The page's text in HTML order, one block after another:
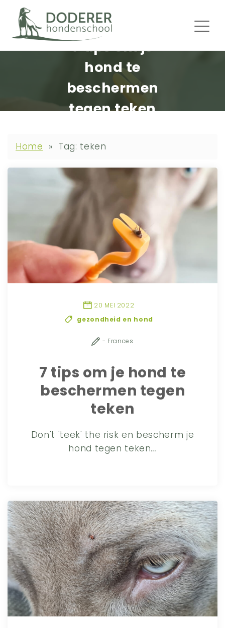
7 tips om je
hond te
beschermen
tegen teken
Home » Tag: teken
20 MEI 2022
gezondheid en hond
- Frances
7 tips om je hond te
beschermen tegen
teken
Don't 'teek' the risk en bescherm je
hond tegen teken...